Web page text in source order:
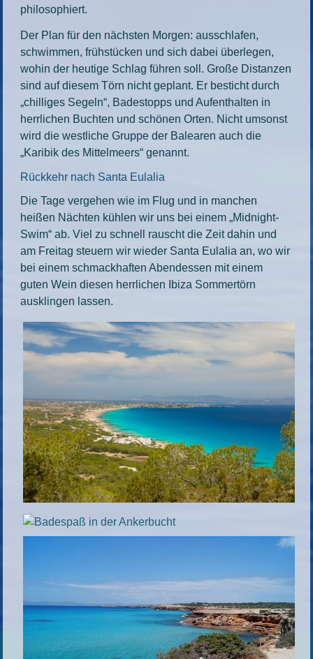
philosophiert.
Der Plan für den nächsten Morgen: ausschlafen,
schwimmen, frühstücken und sich dabei überlegen,
wohin der heutige Schlag führen soll. Große Distanzen
sind auf diesem Törn nicht geplant. Er besticht durch
„chilliges Segeln“, Badestopps und Aufenthalten in
herrlichen Buchten und schönen Orten. Nicht umsonst
wird die westliche Gruppe der Balearen auch die
„Karibik des Mittelmeers“ genannt.
Rückkehr nach Santa Eulalia
Die Tage vergehen wie im Flug und in manchen
heißen Nächten kühlen wir uns bei einem „Midnight-
Swim“ ab. Viel zu schnell rauscht die Zeit dahin und
am Freitag steuern wir wieder Santa Eulalia an, wo wir
bei einem schmackhaften Abendessen mit einem
guten Wein diesen herrlichen Ibiza Sommertörn
ausklingen lassen.